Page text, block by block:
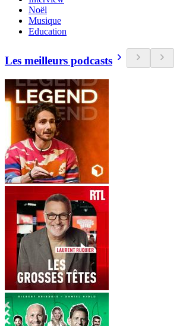
Noël
Musique
Education
Les meilleurs podcasts